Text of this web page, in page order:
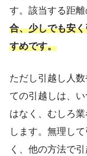
す。該当する距離
合、少しでも安
すめです。
ただし引越し人
ての引越しは、
はなく、むしろ
します。無理し
く、他の方法で